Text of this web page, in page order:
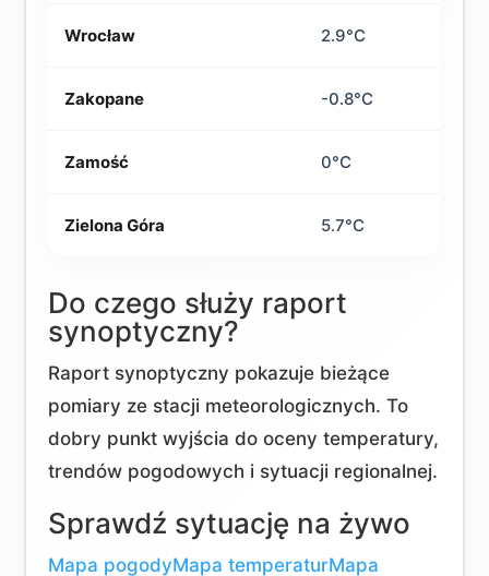
Wrocław 2.9°C
Zakopane -0.8°C
Zamość 0°C
Zielona Góra 5.7°C
Do czego służy raport
synoptyczny?
Raport synoptyczny pokazuje bieżące
pomiary ze stacji meteorologicznych. To
dobry punkt wyjścia do oceny temperatury,
trendów pogodowych i sytuacji regionalnej.
Sprawdź sytuację na żywo
Mapa pogodyMapa temperaturMapa